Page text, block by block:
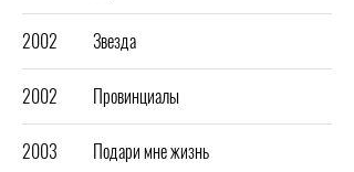
2002 Звезда
2002 Провинциалы
2003 Подари мне жизнь